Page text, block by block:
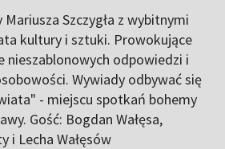
Szczygła z wybitnymi
kultury i sztuki. Prowokujące
nieszablonowych odpowiedzi i
Wywiady odbywać się
- miejscu spotkań bohemy
Gość: Bogdan Wałęsa,
i Lecha Wałęsów